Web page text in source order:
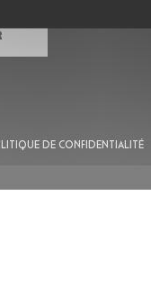
DE CONFIDENTIALITÉ